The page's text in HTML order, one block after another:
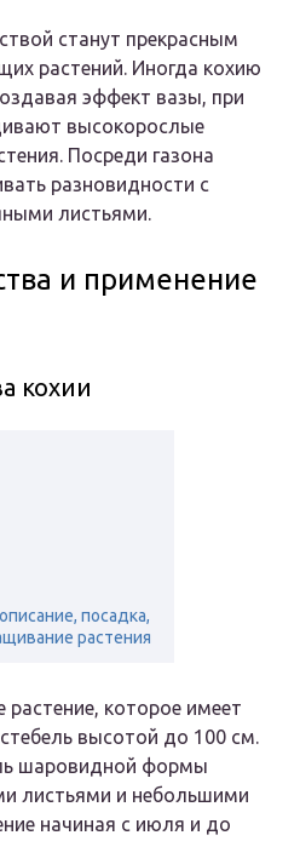
станут прекрасным
растений. Иногда кохию
эффект вазы, при
высокорослые
Посреди газона
разновидности с
листьями.
и применение
кохии
посадка,
растения
растение, которое имеет
высотой до 100 см.
шаровидной формы
листьями и небольшими
начиная с июля и до